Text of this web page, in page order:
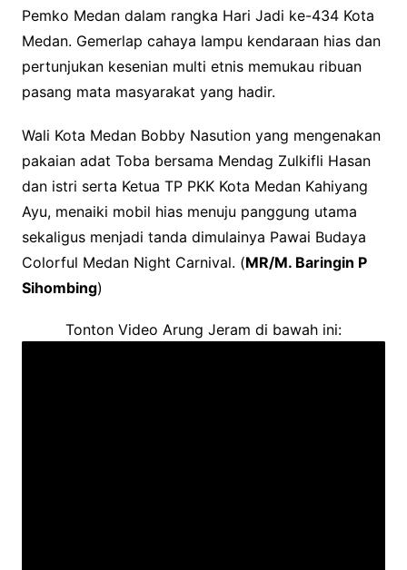
Pemko Medan dalam rangka Hari Jadi ke-434 Kota
Medan. Gemerlap cahaya lampu kendaraan hias dan
pertunjukan kesenian multi etnis memukau ribuan
pasang mata masyarakat yang hadir.
Wali Kota Medan Bobby Nasution yang mengenakan
pakaian adat Toba bersama Mendag Zulkifli Hasan
dan istri serta Ketua TP PKK Kota Medan Kahiyang
Ayu, menaiki mobil hias menuju panggung utama
sekaligus menjadi tanda dimulainya Pawai Budaya
Colorful Medan Night Carnival. (MR/M. Baringin P
Sihombing)
Tonton Video Arung Jeram di bawah ini: